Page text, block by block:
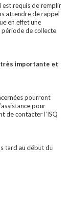
est requis de remplir
attendre de rappel
en effet une
période de collecte
importante et
pourront
pour
de contacter l’ISQ
tard au début du